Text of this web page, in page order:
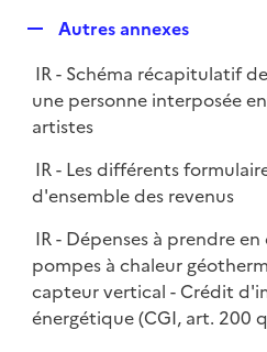
e
r
p
l
i
e
r
p
l
i
e
Autres annexes
IR - Schéma récapitulatif
une personne interposée
artistes
IR - Les différents
d'ensemble des revenus
IR - Dépenses à prendre
pompes à chaleur
capteur vertical - Crédit
énergétique (CGI, art. 200